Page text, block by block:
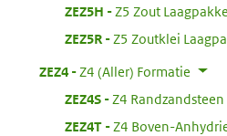
ZEZ5H
Z5 Zout
ZEZ5R:
Z5 Zoutklei
ZEZ4:
Z4 (Aller) Formatie
ZEZ4S:
Z4
ZEZ4T:
Z4 Boven-